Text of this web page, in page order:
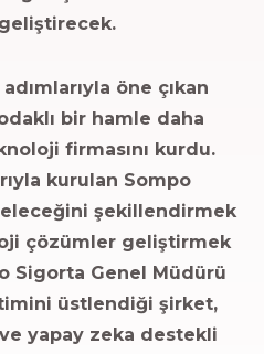
öne çıkan
bir hamle daha
firmasını kurdu.
kurulan Sompo
şekillendirmek
çözümler geliştirmek
Sigorta Genel Müdürü
üstlendiği şirket,
yapay zeka destekli